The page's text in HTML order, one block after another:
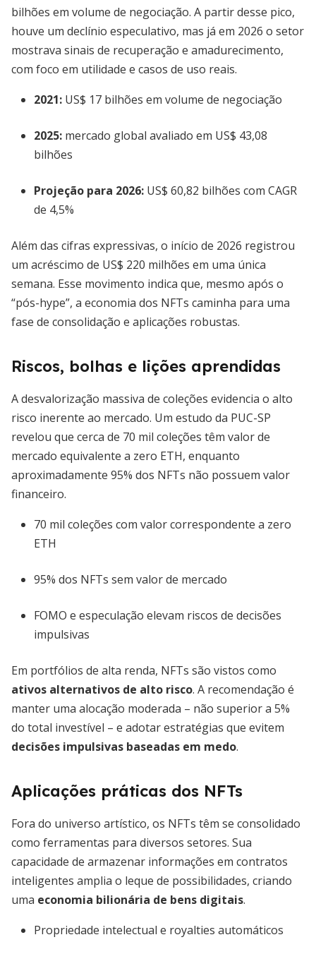
bilhões em volume de negociação. A partir desse pico,
houve um declínio especulativo, mas já em 2026 o setor
mostrava sinais de recuperação e amadurecimento,
com foco em utilidade e casos de uso reais.
2021: US$ 17 bilhões em volume de negociação
2025: mercado global avaliado em US$ 43,08
bilhões
Projeção para 2026: US$ 60,82 bilhões com CAGR
de 4,5%
Além das cifras expressivas, o início de 2026 registrou
um acréscimo de US$ 220 milhões em uma única
semana. Esse movimento indica que, mesmo após o
“pós-hype”, a economia dos NFTs caminha para uma
fase de consolidação e aplicações robustas.
Riscos, bolhas e lições aprendidas
A desvalorização massiva de coleções evidencia o alto
risco inerente ao mercado. Um estudo da PUC-SP
revelou que cerca de 70 mil coleções têm valor de
mercado equivalente a zero ETH, enquanto
aproximadamente 95% dos NFTs não possuem valor
financeiro.
70 mil coleções com valor correspondente a zero
ETH
95% dos NFTs sem valor de mercado
FOMO e especulação elevam riscos de decisões
impulsivas
Em portfólios de alta renda, NFTs são vistos como
ativos alternativos de alto risco. A recomendação é
manter uma alocação moderada – não superior a 5%
do total investível – e adotar estratégias que evitem
decisões impulsivas baseadas em medo.
Aplicações práticas dos NFTs
Fora do universo artístico, os NFTs têm se consolidado
como ferramentas para diversos setores. Sua
capacidade de armazenar informações em contratos
inteligentes amplia o leque de possibilidades, criando
uma economia bilionária de bens digitais.
Propriedade intelectual e royalties automáticos